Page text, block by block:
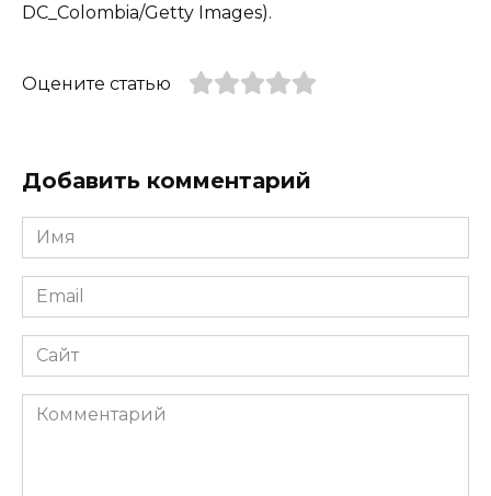
DC_Colombia/Getty Images).
Оцените статью
Добавить комментарий
Имя
*
Email
*
Сайт
Комментарий